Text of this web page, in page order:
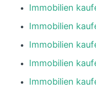
Immobilien
Immobilien
Immobilien
Immobilien
Immobilien